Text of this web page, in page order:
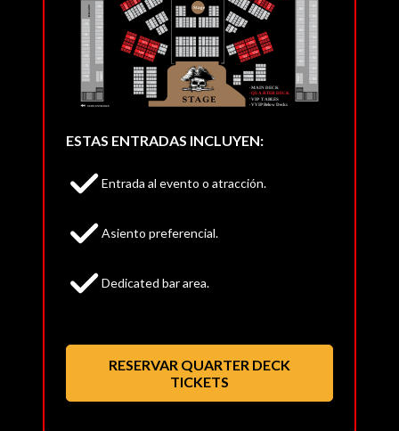
ESTAS ENTRADAS INCLUYEN:
Entrada al evento o atracción.
Asiento preferencial.
Dedicated bar area.
RESERVAR QUARTER DECK
TICKETS